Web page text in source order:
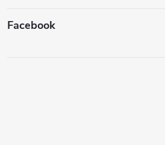
Facebook